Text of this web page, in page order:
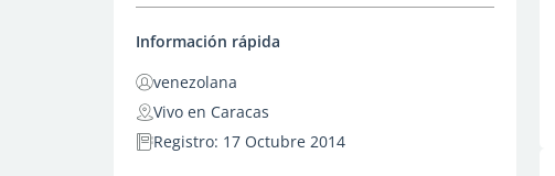
Información rápida
venezolana
Vivo en Caracas
Registro: 17 Octubre 2014